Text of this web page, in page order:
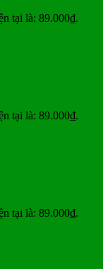
tại là: 89.000₫.
tại là: 89.000₫.
tại là: 89.000₫.